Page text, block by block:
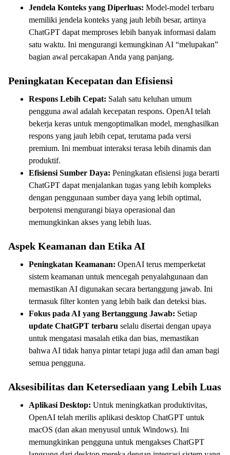
Jendela Konteks yang Diperluas: Model-model terbaru
memiliki jendela konteks yang jauh lebih besar, artinya
ChatGPT dapat memproses lebih banyak informasi dalam
satu waktu. Ini mengurangi kemungkinan AI “melupakan”
bagian awal percakapan Anda yang panjang.
Peningkatan Kecepatan dan Efisiensi
Respons Lebih Cepat: Salah satu keluhan umum
pengguna awal adalah kecepatan respons. OpenAI telah
bekerja keras untuk mengoptimalkan model, menghasilkan
respons yang jauh lebih cepat, terutama pada versi
premium. Ini membuat interaksi terasa lebih dinamis dan
produktif.
Efisiensi Sumber Daya: Peningkatan efisiensi juga berarti
ChatGPT dapat menjalankan tugas yang lebih kompleks
dengan penggunaan sumber daya yang lebih optimal,
berpotensi mengurangi biaya operasional dan
memungkinkan akses yang lebih luas.
Aspek Keamanan dan Etika AI
Peningkatan Keamanan: OpenAI terus memperketat
sistem keamanan untuk mencegah penyalahgunaan dan
memastikan AI digunakan secara bertanggung jawab. Ini
termasuk filter konten yang lebih baik dan deteksi bias.
Fokus pada AI yang Bertanggung Jawab: Setiap
update ChatGPT terbaru selalu disertai dengan upaya
untuk mengatasi masalah etika dan bias, memastikan
bahwa AI tidak hanya pintar tetapi juga adil dan aman bagi
semua pengguna.
Aksesibilitas dan Ketersediaan yang Lebih Luas
Aplikasi Desktop: Untuk meningkatkan produktivitas,
OpenAI telah merilis aplikasi desktop ChatGPT untuk
macOS (dan akan menyusul untuk Windows). Ini
memungkinkan pengguna untuk mengakses ChatGPT